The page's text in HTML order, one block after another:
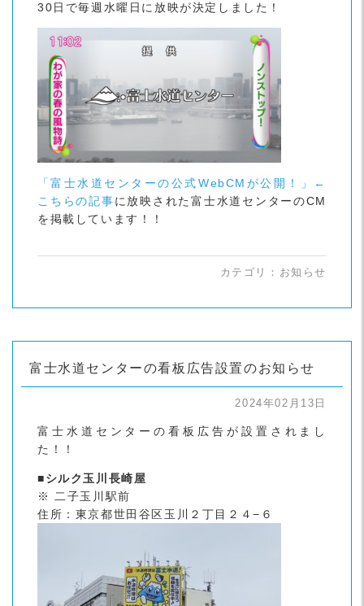
30日で毎週水曜日に放映が決定しました！
「富士水道センターの公式WebCMが公開！」←
こちらの記事に放映された富士水道センターのCM
を掲載しています！！
カテゴリ： お知らせ
富士水道センターの看板広告設置のお知らせ
2024年02月13日
富士水道センターの看板広告が設置されまし
た！！
■シルク玉川長崎屋
※ 二子玉川駅前
住所：東京都世田谷区玉川２丁目２４−６